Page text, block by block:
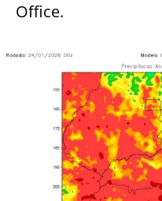
Office.